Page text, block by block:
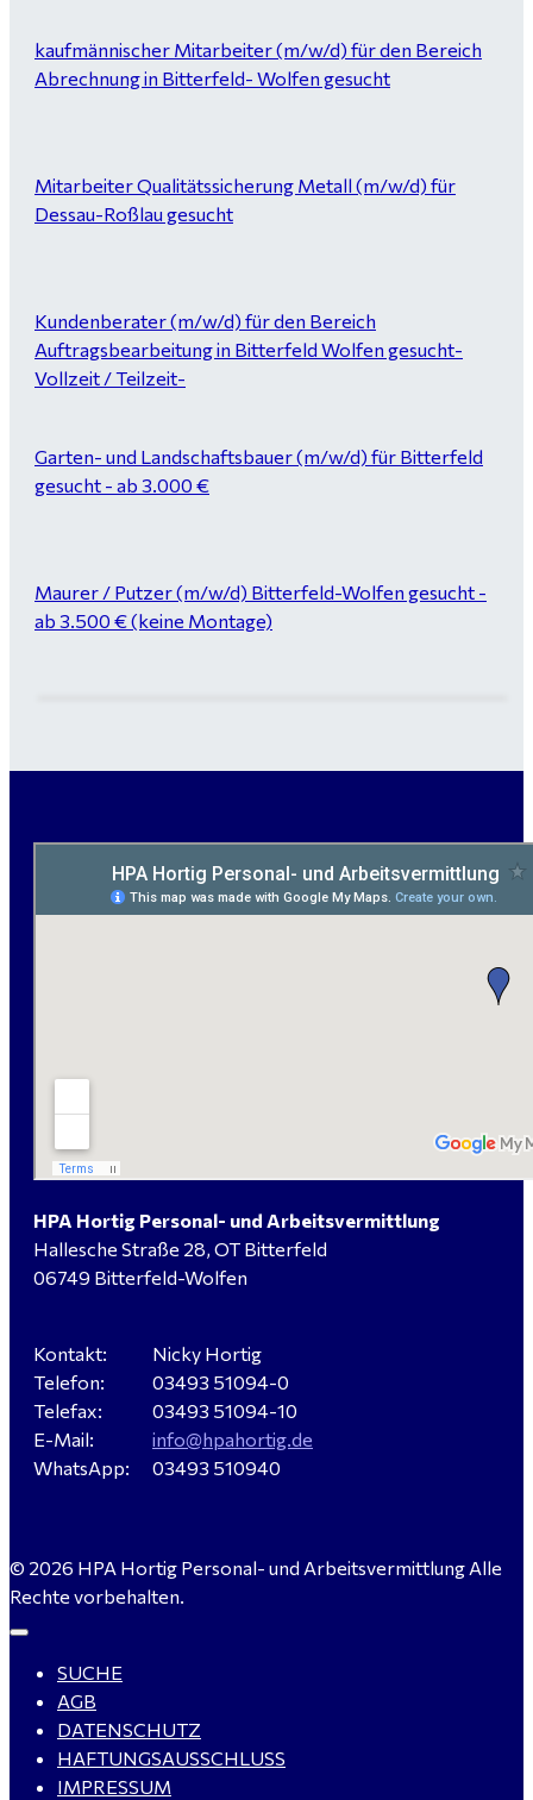
kaufmännischer Mitarbeiter (m/w/d) für den Bereich
Abrechnung in Bitterfeld- Wolfen gesucht
Mitarbeiter Qualitätssicherung Metall (m/w/d) für
Dessau-Roßlau gesucht
Kundenberater (m/w/d) für den Bereich
Auftragsbearbeitung in Bitterfeld Wolfen gesucht-
Vollzeit / Teilzeit-
Garten- und Landschaftsbauer (m/w/d) für Bitterfeld
gesucht - ab 3.000 €
Maurer / Putzer (m/w/d) Bitterfeld-Wolfen gesucht -
ab 3.500 € (keine Montage)
Elektromeister / -techniker (m/w/d) Kalkulation /
Planung / Überwachung - Bitterfeld-Wolfen
Verkäufer / Fachberater (m/w/d) - Baustoffe Fliesen -
für Dessau-Roßlau gesucht
Servicemeister Kfz (m/w/d) - Bitterfeld-Wolfen
WIG-Schweißer / Vorrichter (m/w/d) Anlagen- und
Rohrleitungsbau - Tagschicht - Leuna ab 20 €
gesucht für Halle (Saale) - ab 4.000 €
Buchhalter (m/w/d) für Halle (Saale) gesucht - TZ 20-
25
HPA Hortig Personal- und Arbeitsvermittlung
Hallesche Straße 28, OT Bitterfeld
06749 Bitterfeld-Wolfen
Kontakt:
Telefon:
Telefax:
E-Mail:
WhatsApp:
Nicky Hortig
03493 51094-0
03493 51094-10
info@hpahortig.de
03493 510940
© 2026 HPA Hortig Personal- und Arbeitsvermittlung Alle
Rechte vorbehalten.
SUCHE
AGB
DATENSCHUTZ
HAFTUNGSAUSSCHLUSS
IMPRESSUM